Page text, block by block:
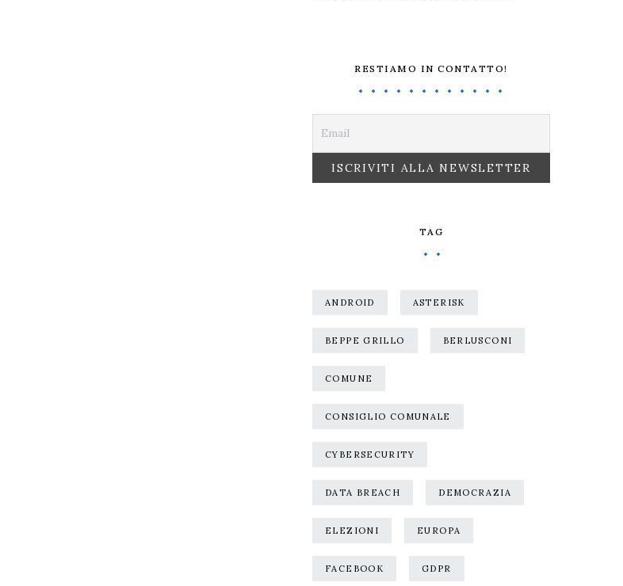
RESTIAMO IN CONTATTO!
TAG
ANDROID ASTERISK
BEPPE GRILLO BERLUSCONI
COMUNE
CONSIGLIO COMUNALE
CYBERSECURITY
DATA BREACH DEMOCRAZIA
ELEZIONI EUROPA
FACEBOOK GDPR